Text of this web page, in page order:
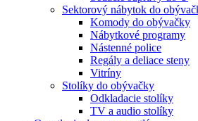
Sektorový nábytok do
Komody do obývačky
Nábytkové programy
Nástenné police
Regály a deliace steny
Vitríny
Stolíky do obývačky
Odkladacie stolíky
TV a audio stolíky